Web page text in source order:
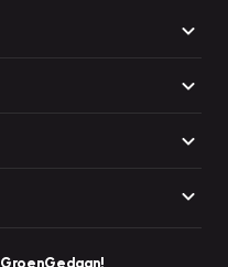
GroenGedaan!